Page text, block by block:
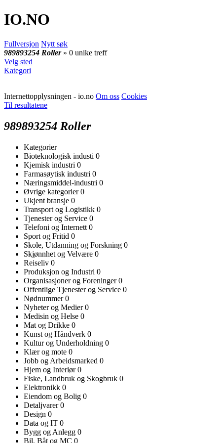
IO.NO
Fullversjon Nytt søk
989893254 Roller » 0 unike treff
Velg sted
Kategori
Internettopplysningen - io.no Om oss Cookies
Til resultatene
989893254 Roller
Kategorier
Bioteknologisk industi 0
Kjemisk industri 0
Farmasøytisk industri 0
Næringsmiddel-industri 0
Øvrige kategorier0
Ukjent bransje 0
Transport og Logistikk 0
Tjenester og Service 0
Telefoni og Internett 0
Sport og Fritid 0
Skole, Utdanning og Forskning 0
Skjønnhet og Velvære 0
Reiseliv 0
Produksjon og Industri 0
Organisasjoner og Foreninger0
Offentlige Tjenester og Service 0
Nødnummer0
Nyheter og Medier0
Medisin og Helse 0
Mat og Drikke 0
Kunst og Håndverk 0
Kultur og Underholdning 0
Klær og mote 0
Jobb og Arbeidsmarked 0
Hjem og Interiør0
Fiske, Landbruk og Skogbruk 0
Elektronikk 0
Eiendom og Bolig 0
Detaljvarer0
Design 0
Data og IT 0
Bygg og Anlegg 0
Bil, Båt og MC 0